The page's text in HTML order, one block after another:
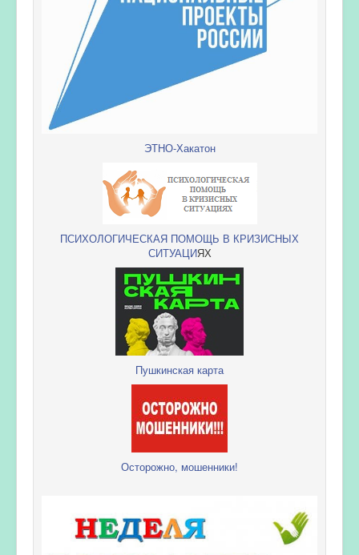
ЭТНО-Хакатон
ПСИХОЛОГИЧЕСКАЯ ПОМОЩЬ В КРИЗИСНЫХ
СИТУАЦИЯХ
Пушкинская карта
Осторожно, мошенники!